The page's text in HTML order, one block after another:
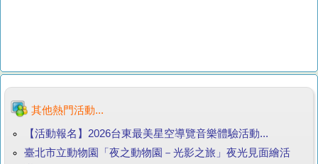
其他熱門活動...
【活動報名】2026台東最美星空導覽音樂體驗活動...
臺北市立動物園「夜之動物園－光影之旅」夜光見面繪活